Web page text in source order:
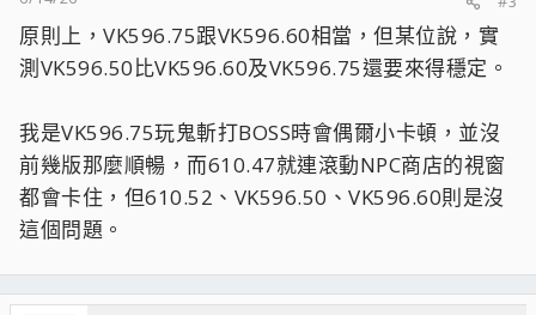
原則上，VK596.75跟VK596.60相當，但某位說，實
測VK596.50比VK596.60及VK596.75還要來得穩定。
我是VK596.75玩鬼斬打BOSS時會偶爾小卡頓，並沒
前幾版那麼順暢，而610.47就連滾動NPC商店的視窗
都會卡住，但610.52、VK596.50、VK596.60則是沒
這個問題。